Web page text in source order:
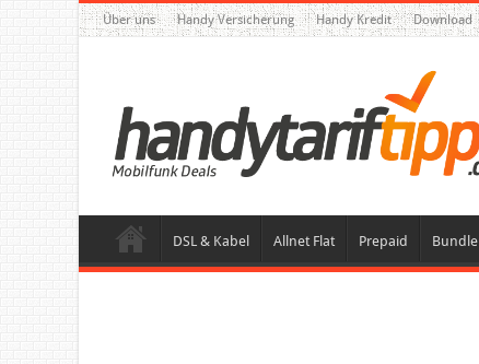
Über uns Handy Versicherung Handy Kredit Download
DSL & Kabel Allnet Flat Prepaid Bundle